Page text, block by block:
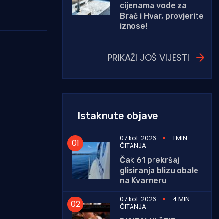
cijenama vode za
Brač i Hvar, provjerite
iznose!
PRIKAŽI JOŠ VIJESTI
Istaknute objave
07 kol. 2026 1 MIN.
ČITANJA
Čak 61 prekršaj
glisiranja blizu obale
na Kvarneru
07 kol. 2026
4 MIN.
ČITANJA